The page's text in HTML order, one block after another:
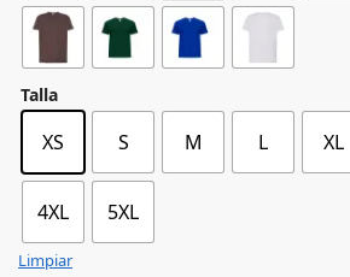
Talla
XS S M L XL
4XL 5XL
Limpiar